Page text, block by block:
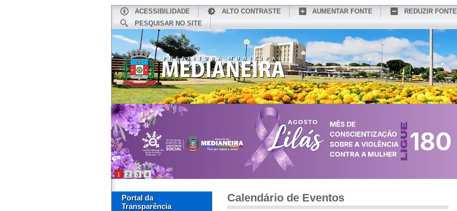
ACESSIBILIDADE ALTO CONTRASTE AUMENTAR FONTE
REDUZIR FONTE
PESQUISAR NO SITE
CONHEÇA MEDIANEIRA
1 2 3 4
Portal da
Transparência
Calendário de Eventos